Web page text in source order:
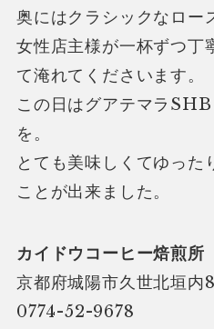
奥にはクラシックなロー
女性店主様が一杯ずつ丁
て淹れてくださいます。
この日はグアテマラ
を。
とても美味しくてゆった
ことが出来ました。
カイドウコーヒー焙煎所
京都府城陽市久世北垣内
0774-52-9678